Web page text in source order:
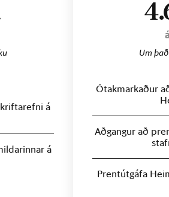
á
á
Um
Ótakmarkaður
Aðgangur að
Prentútgáfa